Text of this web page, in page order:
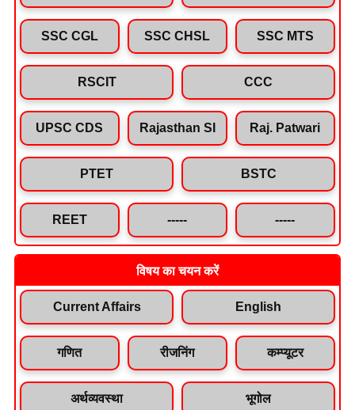
SSC CGL SSC CHSL SSC MTS
RSCIT CCC
UPSC CDS Rajasthan SI Raj. Patwari
PTET BSTC
REET ----- -----
विषय का चयन करें
Current Affairs English
गणित रीजनिंग कम्प्यूटर
अर्थव्यवस्था भूगोल